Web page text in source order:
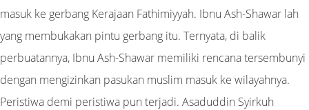
masuk ke gerbang Kerajaan Fathimiyyah. Ibnu Ash-Shawar lah
yang membukakan pintu gerbang itu. Ternyata, di balik
perbuatannya, Ibnu Ash-Shawar memiliki rencana tersembunyi
dengan mengizinkan pasukan muslim masuk ke wilayahnya.
Peristiwa demi peristiwa pun terjadi. Asaduddin Syirkuh